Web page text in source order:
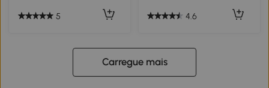
5 4.6
Carregue mais